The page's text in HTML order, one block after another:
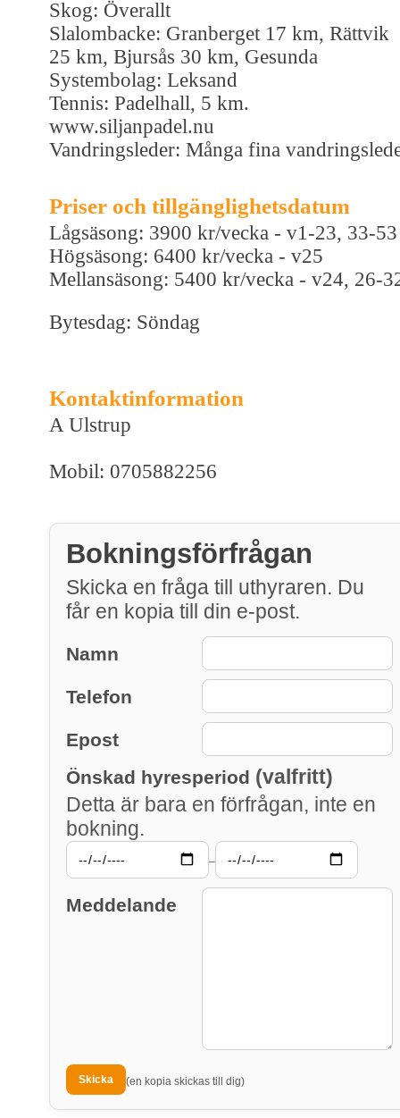
Skog: Överallt
Slalombacke: Granberget 17 km, Rättvik
25 km, Bjursås 30 km, Gesunda
Systembolag: Leksand
Tennis: Padelhall, 5 km.
www.siljanpadel.nu
Vandringsleder: Många fina
Priser och tillgänglighetsdatum
Lågsäsong: 3900 kr/vecka - v1-23, 33-53
Högsäsong: 6400 kr/vecka - v25
Mellansäsong: 5400 kr/vecka - v24, 26-
Bytesdag: Söndag
Kontaktinformation
A Ulstrup
Mobil: 0705882256
Bokningsförfrågan
Skicka en fråga till uthyraren. Du
får en kopia till din e-post.
Namn
Telefon
Epost
Önskad hyresperiod (valfritt)
Detta är bara en förfrågan, inte en
bokning.
–
Meddelande
(en kopia skickas till dig)